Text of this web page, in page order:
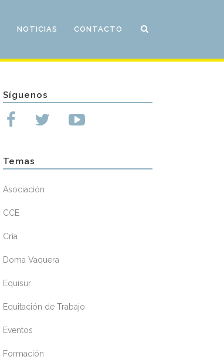
NOTICIAS CONTACTO
Síguenos
Temas
Asociación
CCE
Cría
Doma Vaquera
Equisur
Equitación de Trabajo
Eventos
Formación